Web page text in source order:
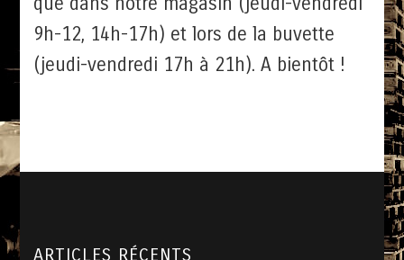
9h-12, 14h-17h) et lors de la buvette
(jeudi-vendredi 17h à 21h). A bientôt !
ARTICLES RÉCENTS